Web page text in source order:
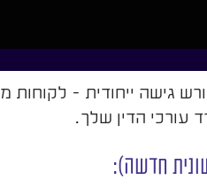
גישה ייחודית -
עורכי הדין שלך.
חדשה):